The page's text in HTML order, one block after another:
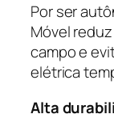
Por ser
Móvel
campo e
elétrica
Alta